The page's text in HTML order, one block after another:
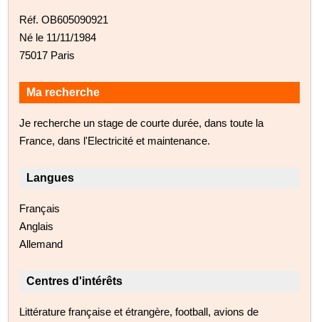
Réf. OB605090921
Né le 11/11/1984
75017 Paris
Ma recherche
Je recherche un stage de courte durée, dans toute la
France, dans l'Electricité et maintenance.
Langues
Français
Anglais
Allemand
Centres d'intérêts
Littérature française et étrangère, football, avions de